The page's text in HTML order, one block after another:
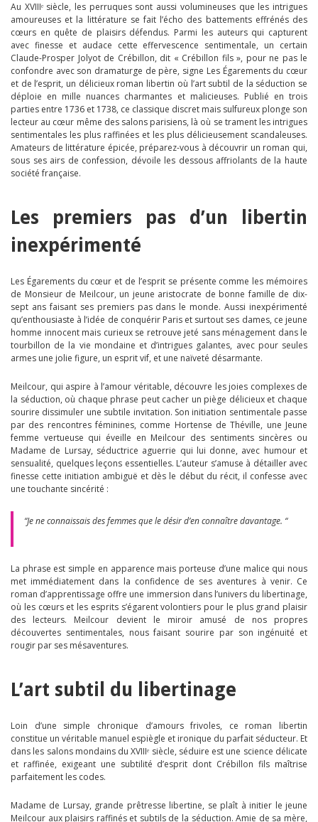
Au XVIIIᵉ siècle, les perruques sont aussi volumineuses que les intrigues
amoureuses et la littérature se fait l’écho des battements effrénés des
cœurs en quête de plaisirs défendus. Parmi les auteurs qui capturent
avec finesse et audace cette effervescence sentimentale, un certain
Claude-Prosper Jolyot de Crébillon, dit « Crébillon fils », pour ne pas le
confondre avec son dramaturge de père, signe Les Égarements du cœur
et de l’esprit, un délicieux roman libertin où l’art subtil de la séduction se
déploie en mille nuances charmantes et malicieuses. Publié en trois
parties entre 1736 et 1738, ce classique discret mais sulfureux plonge son
lecteur au cœur même des salons parisiens, là où se trament les intrigues
sentimentales les plus raffinées et les plus délicieusement scandaleuses.
Amateurs de littérature épicée, préparez-vous à découvrir un roman qui,
sous ses airs de confession, dévoile les dessous affriolants de la haute
société française.
Les premiers pas d’un libertin
inexpérimenté
Les Égarements du cœur et de l’esprit se présente comme les mémoires
de Monsieur de Meilcour, un jeune aristocrate de bonne famille de dix-
sept ans faisant ses premiers pas dans le monde. Aussi inexpérimenté
qu’enthousiaste à l’idée de conquérir Paris et surtout ses dames, ce jeune
homme innocent mais curieux se retrouve jeté sans ménagement dans le
tourbillon de la vie mondaine et d’intrigues galantes, avec pour seules
armes une jolie figure, un esprit vif, et une naïveté désarmante.
Meilcour, qui aspire à l’amour véritable, découvre les joies complexes de
la séduction, où chaque phrase peut cacher un piège délicieux et chaque
sourire dissimuler une subtile invitation. Son initiation sentimentale passe
par des rencontres féminines, comme Hortense de Théville, une Jeune
femme vertueuse qui éveille en Meilcour des sentiments sincères ou
Madame de Lursay, séductrice aguerrie qui lui donne, avec humour et
sensualité, quelques leçons essentielles. L’auteur s’amuse à détailler avec
finesse cette initiation ambiguë et dès le début du récit, il confesse avec
une touchante sincérité :
“Je ne connaissais des femmes que le désir d’en connaître davantage. “
La phrase est simple en apparence mais porteuse d’une malice qui nous
met immédiatement dans la confidence de ses aventures à venir. Ce
roman d’apprentissage offre une immersion dans l’univers du libertinage,
où les cœurs et les esprits s’égarent volontiers pour le plus grand plaisir
des lecteurs. Meilcour devient le miroir amusé de nos propres
découvertes sentimentales, nous faisant sourire par son ingénuité et
rougir par ses mésaventures.
L’art subtil du libertinage
Loin d’une simple chronique d’amours frivoles, ce roman libertin
constitue un véritable manuel espiègle et ironique du parfait séducteur. Et
dans les salons mondains du XVIIIᵉ siècle, séduire est une science délicate
et raffinée, exigeant une subtilité d’esprit dont Crébillon fils maîtrise
parfaitement les codes.
Madame de Lursay, grande prêtresse libertine, se plaît à initier le jeune
Meilcour aux plaisirs raffinés et subtils de la séduction. Amie de sa mère,